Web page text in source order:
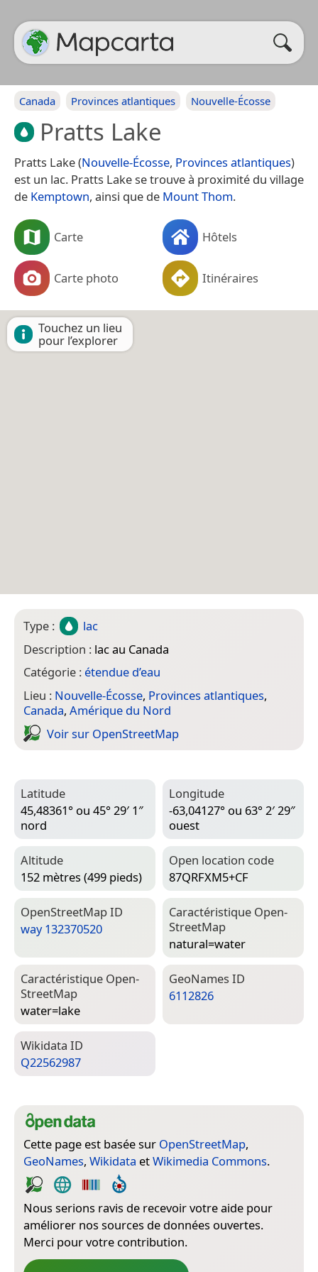
Canada Provinces atlantiques Nouvelle-Écosse
Pratts Lake
Pratts Lake (Nouvelle-Écosse, Provinces atlantiques)
est un lac. Pratts Lake se trouve à proximité du village
de Kemptown, ainsi que de Mount Thom.
Carte Hôtels
Carte photo Itinéraires
Touchez un lieu
pour l’explorer
Type :
lac
Description : lac au Canada
Catégorie : étendue d’eau
Lieu : Nouvelle-Écosse, Provinces atlantiques,
Canada, Amérique du Nord
Voir sur Open­Street­Map
Latitude
45,48361° ou 45° 29′ 1″
nord
Longitude
-63,04127° ou 63° 2′ 29″
ouest
Altitude
152 mètres (499 pieds)
Open location code
87QRFXM5+CF
Open­Street­Map ID
way 132370520
Caractéristique Open­
Street­Map
natural=­water
Caractéristique Open­
Street­Map
water=­lake
Geo­Names ID
6112826
Wiki­data ID
Q22562987
Cette page est basée sur OpenStreetMap,
GeoNames, Wikidata etWikimedia Commons.
Nous serions ravis de recevoir votre aide pour
améliorer nos sources de données ouvertes.
Merci pour votre contribution.